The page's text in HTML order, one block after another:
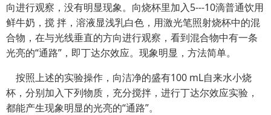
向进行观察，没有明显现象。向烧杯里加入5---10滴普通饮用
鲜牛奶，搅 拌，溶液显浅乳白色，用激光笔照射烧杯中的混
合物，在与光线垂直的方向进行观察，看到混合物中有一条
光亮的“通路”，即丁达尔效应。现象明显，方法简单。
按照上述的实验操作，向洁净的盛有100 mL自来水小烧
杯，分别加入下列物质，充分搅拌，进行丁达尔效应实验，
都能产生现象明显的光亮的“通路”。